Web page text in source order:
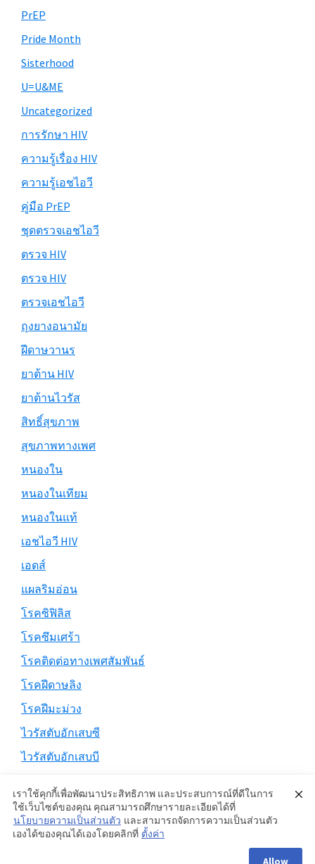
PrEP
Pride Month
Sisterhood
U=U&ME
Uncategorized
การรักษา HIV
ความรู้เรื่อง HIV
ความรู้เอชไอวี
คู่มือ PrEP
ชุดตรวจเอชไอวี
ตรวจ HIV
ตรวจ HIV
ตรวจเอชไอวี
ถุงยางอนามัย
ฝีดาษวานร
ยาต้าน HIV
ยาต้านไวรัส
สิทธิ์สุขภาพ
สุขภาพทางเพศ
หนองใน
หนองในเทียม
หนองในแท้
เอชไอวี HIV
เอดส์
แผลริมอ่อน
โรคซิฟิลิส
โรคซึมเศร้า
โรคติดต่อทางเพศสัมพันธ์
โรคฝีดาษลิง
โรคฝีมะม่วง
ไวรัสตับอักเสบซี
ไวรัสตับอักเสบบี
Copyright © 2026 ·Genesis SampleonGenesis Framework
WordPress
เราใช้คุกกี้เพื่อพัฒนาประสิทธิภาพ และประสบการณ์ที่ดีในการ
ใช้เว็บไซต์ของคุณ คุณสามารถศึกษารายละเอียดได้ที่
นโยบายความเป็นส่วนตัว และสามารถจัดการความเป็นส่วนตัว
เองได้ของคุณได้เองโดยคลิกที่ ตั้งค่า
Allow